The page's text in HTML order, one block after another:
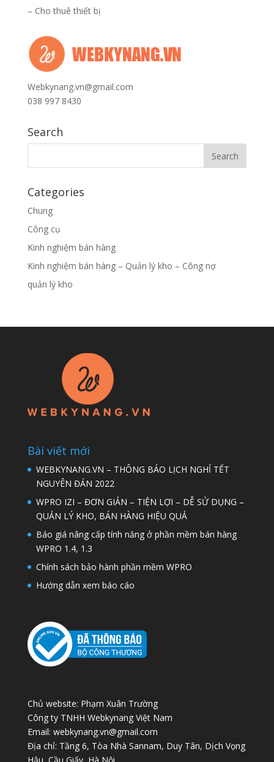
– Cho thuê thiết bị
Webkynang.vn@gmail.com
038 997 8430
Search
Categories
Chung
Công cụ
Kinh nghiệm bán hàng
Kinh nghiệm bán hàng – Quản lý kho – Công nợ
quản lý kho
Bài viết mới
WEBKYNANG.VN – THÔNG BÁO LỊCH NGHỈ TẾT
NGUYÊN ĐÁN 2022
WPRO IZI – ĐƠN GIẢN – TIỆN LỢI – DỄ SỬ DỤNG –
QUẢN LÝ KHO, BÁN HÀNG HIỆU QUẢ
Báo giá nâng cấp tính năng ở phần mềm bán hàng
WPRO 1.4, 1.3
Chính sách bảo hành phần mềm WPRO
Hướng dẫn xem báo cáo
Chủ website: Phạm Xuân Trường
Công ty TNHH Webkynang Việt Nam
Email: webkynang.vn@gmail.com
Địa chỉ: Tầng 6, Tòa Nhà Sannam, Duy Tân, Dịch Vọng
Hậu, Cầu Giấy, Hà Nội